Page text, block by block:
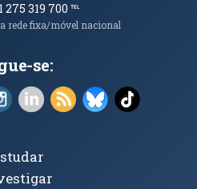
275 319 700℡
rede fixa/móvel nacional
se:
em nova janela)
nova janela)
(abre em nova janela)
Instagram (abre em nova janela)
LinkedIn (abre em nova
RSS (abre em nova
Bluesky (abre
TikTok